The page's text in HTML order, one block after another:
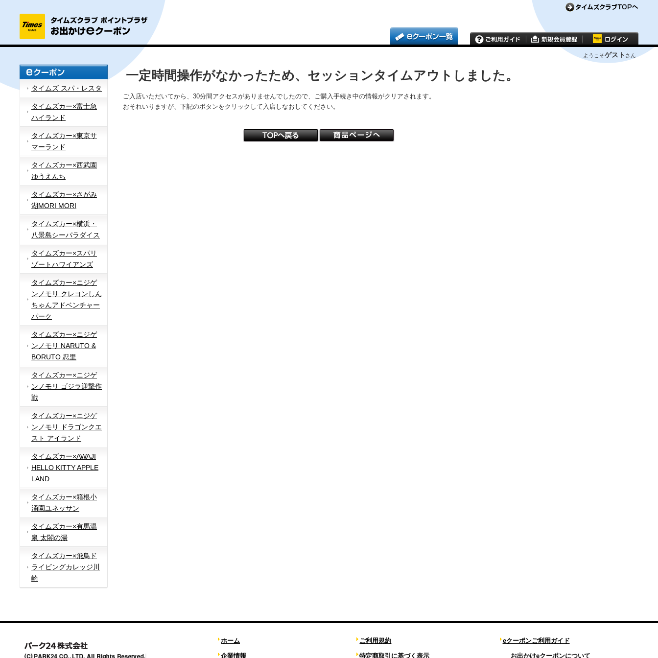
ようこそゲスト さん
タイムズ スパ・レスタ
タイムズカー×富士急
ハイランド
タイムズカー×東京サ
マーランド
タイムズカー×西武園
ゆうえんち
タイムズカー×さがみ
湖MORI MORI
タイムズカー×横浜・
八景島シーパラダイス
タイムズカー×スパリ
ゾートハワイアンズ
タイムズカー×ニジゲ
ンノモリ クレヨンしん
ちゃんアドベンチャー
パーク
タイムズカー×ニジゲ
ンノモリ NARUTO &
BORUTO 忍里
タイムズカー×ニジゲ
ンノモリ ゴジラ迎撃作
戦
タイムズカー×ニジゲ
ンノモリ ドラゴンクエ
スト アイランド
タイムズカー×AWAJI
HELLO KITTY APPLE
LAND
タイムズカー×箱根小
涌園ユネッサン
タイムズカー×有馬温
泉 太閤の湯
タイムズカー×飛鳥ド
ライビングカレッジ川
崎
一定時間操作がなかったため、セッションタイムアウトしました。
ご入店いただいてから、30分間アクセスがありませんでしたので、ご購入手続き中の情報がクリアされます。
おそれいりますが、下記のボタンをクリックして入店しなおしてください。
ホーム
企業情報
ご利用規約
特定商取引に基づく表示
eクーポンご利用ガイド
お出かけeクーポンについて